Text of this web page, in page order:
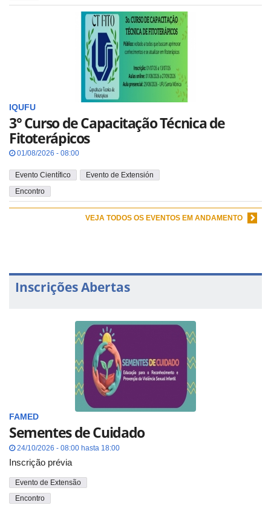
IQUFU
3° Curso de Capacitação Técnica de
Fitoterápicos
01/08/2026 - 08:00
Evento Científico
Evento de Extensión
Encontro
VEJA TODOS OS EVENTOS EM ANDAMENTO
Inscrições Abertas
FAMED
Sementes de Cuidado
24/10/2026 - 08:00 hasta 18:00
Inscrição prévia
Evento de Extensão
Encontro